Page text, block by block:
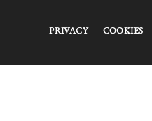
PRIVACY COOKIES